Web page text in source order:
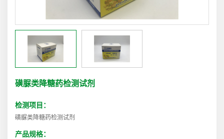
磺脲类降糖药检测试剂
检测项目：
磺脲类降糖药检测试剂
产品规格：